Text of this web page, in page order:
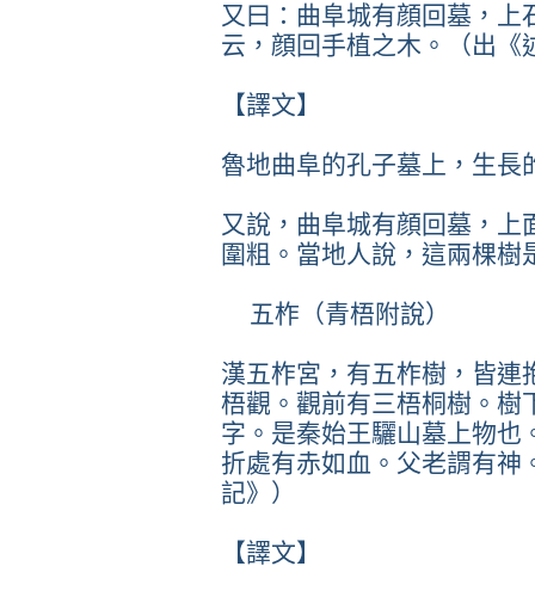
又曰：曲阜城有顔回墓，上
云，顔回手植之木。（出《
【譯文】
魯地曲阜的孔子墓上，生
又說，曲阜城有顔回墓，上
圍粗。當地人說，這兩棵樹
五柞（青梧附說）
漢五柞宮，有五柞樹，皆連
梧觀。觀前有三梧桐樹。樹
字。是秦始王驪山墓上物也
折處有赤如血。父老謂有神
記》）
【譯文】